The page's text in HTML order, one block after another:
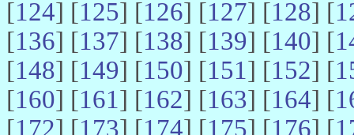
[124] [125] [126] [127] [128] [
[136] [137] [138] [139] [140] [
[148] [149] [150] [151] [152] [
[160] [161] [162] [163] [164] [
[172] [173] [174] [175] [176] [